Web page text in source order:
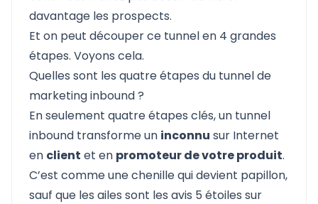
davantage les prospects.
Et on peut découper ce tunnel en 4 grandes
étapes. Voyons cela.
Quelles sont les quatre étapes du tunnel de
marketing inbound ?
En seulement quatre étapes clés, un tunnel
inbound transforme un inconnu sur Internet
en client et en promoteur de votre produit.
C’est comme une chenille qui devient papillon,
sauf que les ailes sont les avis 5 étoiles sur